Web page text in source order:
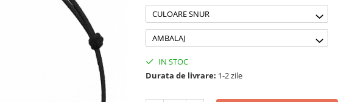
CULOARE SNUR
AMBALAJ
IN STOC
Durata de livrare: 1-2 zile